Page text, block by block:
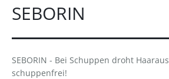
SEBORIN
SEBORIN - Bei Schuppen droht
schuppenfrei!